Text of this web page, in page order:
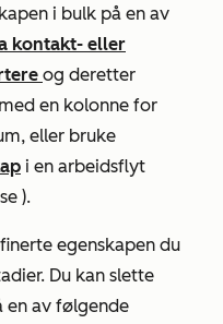
i bulk på en av
kontakt- eller
og deretter
med en kolonne for
, eller bruke
i en arbeidsflyt
).
egenskapen du
Du kan slette
en av følgende